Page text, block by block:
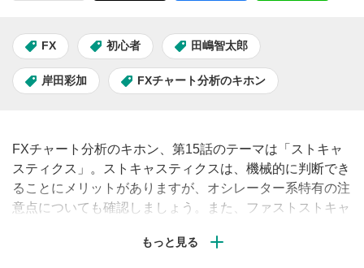
FX 初心者 田嶋智太郎
岸田彩加 FXチャート分析のキホン
FXチャート分析のキホン、第15話のテーマは「ストキャ
スティクス」。ストキャスティクスは、機械的に判断でき
ることにメリットがありますが、オシレーター系特有の注
意点についても確認しましょう。また、ファストストキャ
すいという特性もあり、その点についても見ていきましょ